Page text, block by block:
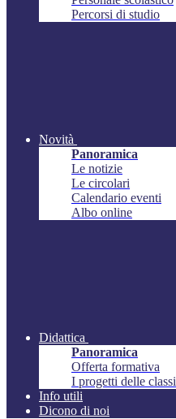
Percorsi di studio
Novità
Panoramica
Le notizie
Le circolari
Calendario eventi
Albo online
Didattica
Panoramica
Offerta formativa
I progetti delle classi
Info utili
Dicono di noi